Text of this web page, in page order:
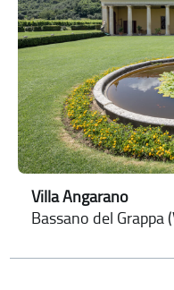
Villa Angarano
Bassano del Grappa